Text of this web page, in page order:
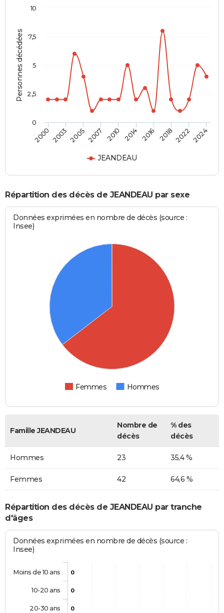
Personnes décédées
JEANDEAU
2000 200320052007 2010 2014 2016 201820222024
0
10
2,5
5
7,5
Répartition des décès de JEANDEAU par sexe
Données exprimées en nombre de décès (source :
Insee)
Femmes Hommes
Famille JEANDEAU
Nombre de
décès
% des
décès
Hommes 23 35,4 %
Femmes 42 64,6 %
Répartition des décès de JEANDEAU par tranche
d'âges
Données exprimées en nombre de décès (source :
Insee)
0
0
0
Moins de 10 ans
10-20 ans
20-30 ans